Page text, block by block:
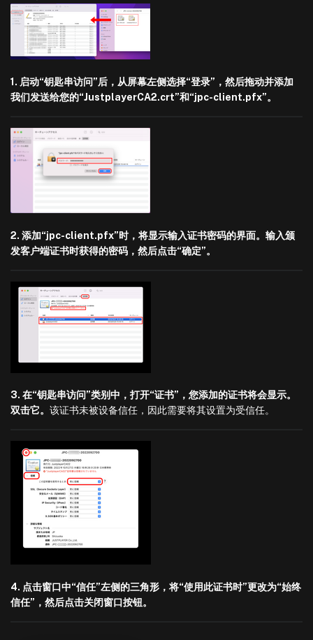
1. 启动“钥匙串访问”后，从屏幕左侧选择“登录”，然后拖动并添加
我们发送给您的“JustplayerCA2.crt”和“jpc-client.pfx”。
2. 添加“jpc-client.pfx”时，将显示输入证书密码的界面。输入颁
发客户端证书时获得的密码，然后点击“确定”。
3. 在“钥匙串访问”类别中，打开“证书”，您添加的证书将会显示。
双击它。 该证书未被设备信任，因此需要将其设置为受信任。
4. 点击窗口中“信任”左侧的三角形，将“使用此证书时”更改为“始终
信任”，然后点击关闭窗口按钮。